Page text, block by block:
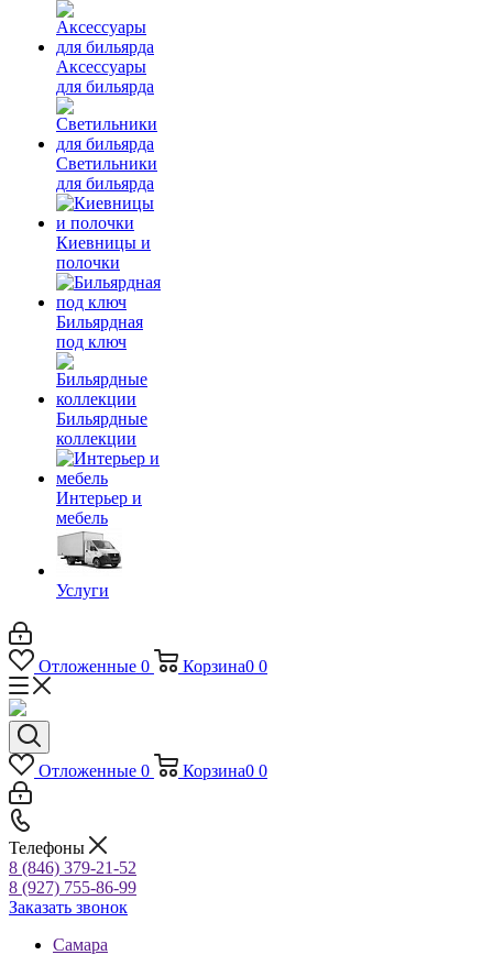
Аксессуары
для бильярда
Светильники
для бильярда
Киевницы и
полочки
Бильярдная
под ключ
Бильярдные
коллекции
Интерьер и
мебель
Услуги
Отложенные 0 Корзина0 0
Отложенные 0 Корзина0 0
Телефоны
8 (846) 379-21-52
8 (927) 755-86-99
Заказать звонок
Самара